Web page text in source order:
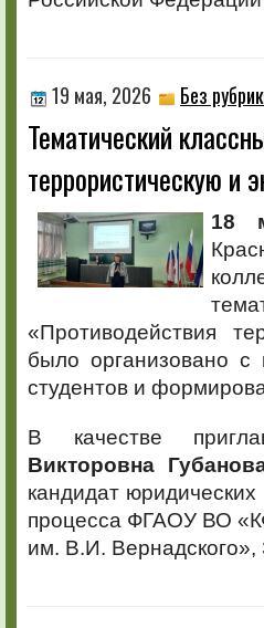
19 мая, 2026 Без
Тематический
террористическую и
18
«Противодействия
было организовано с
студентов и
В качестве
Викторовна
кандидат
процесса ФГАОУ ВО
им. В.И.